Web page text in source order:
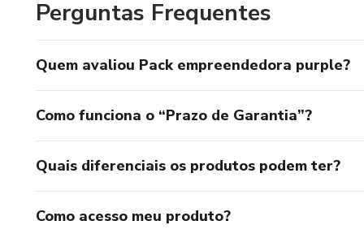
Perguntas Frequentes
Quem avaliou Pack empreendedora purple?
Como funciona o “Prazo de Garantia”?
Quais diferenciais os produtos podem ter?
Como acesso meu produto?